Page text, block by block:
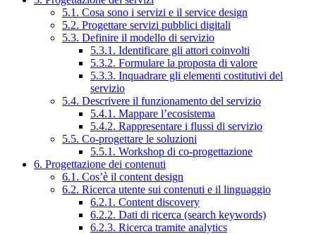
5.1. Cosa sono i servizi e il service design
5.2. Progettare servizi pubblici digitali
5.3. Definire il modello di servizio
5.3.1. Identificare gli attori coinvolti
5.3.2. Formulare la proposta di valore
5.3.3. Inquadrare gli elementi costitutivi del
servizio
5.4. Descrivere il funzionamento del servizio
5.4.1. Mappare l’ecosistema
5.4.2. Rappresentare i flussi di servizio
5.5. Co-progettare le soluzioni
5.5.1. Workshop di co-progettazione
6. Progettazione dei contenuti
6.1. Cos’è il content design
6.2. Ricerca utente sui contenuti e il linguaggio
6.2.1. Content discovery
6.2.2. Dati di ricerca (search keywords)
6.2.3. Ricerca tramite analytics